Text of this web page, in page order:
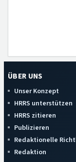
ÜBER UNS
Unser Konzept
HRRS unterstützen
HRRS zitieren
Publizieren
Redaktionelle
Redaktion